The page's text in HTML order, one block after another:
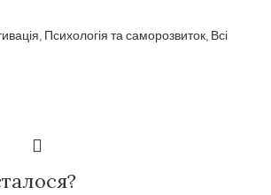
, Психологія та саморозвиток, Всі